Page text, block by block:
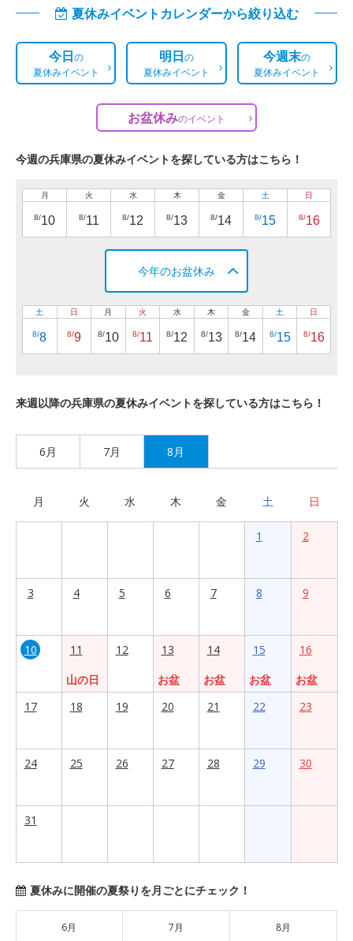
夏休みイベントカレンダーから絞り込む
今日の
夏休みイベント
明日の
夏休みイベント
今週末の
夏休みイベント
お盆休みのイベント
今週の兵庫県の夏休みイベントを探している方はこちら！
月
8/10
火
8/11
水
8/12
木
8/13
金
8/14
土
8/15
日
8/16
今年のお盆休み
土
8/8
日
8/9
月
8/10
火
8/11
水
8/12
木
8/13
金
8/14
土
8/15
日
8/16
来週以降の兵庫県の夏休みイベントを探している方はこちら！
6月 7月 8月
月 火 水 木 金 土 日
1 2
3 4 5 6 7 8 9
10
11
山の日
12
13
お盆
14
お盆
15
お盆
16
お盆
17
18 19 20 21 22 23
24 25 26 27 28 29 30
31
夏休みに開催の夏祭りを月ごとにチェック！
6月 7月 8月